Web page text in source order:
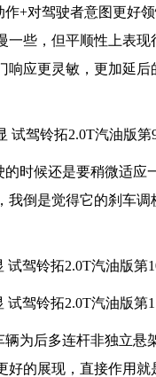
对驾驶者意图更好
些，但平顺性上表
应更灵敏，更加延
时候还是要稍微适应
倒是觉得它的刹车
为后多连杆非独立悬
的展现，直接作用